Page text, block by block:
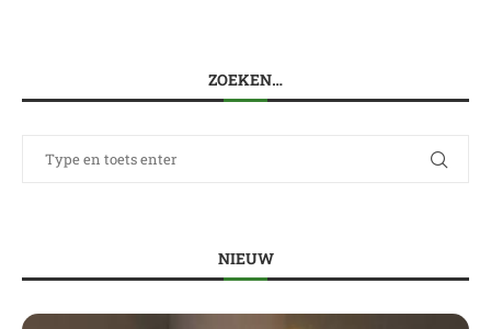
ZOEKEN…
NIEUW